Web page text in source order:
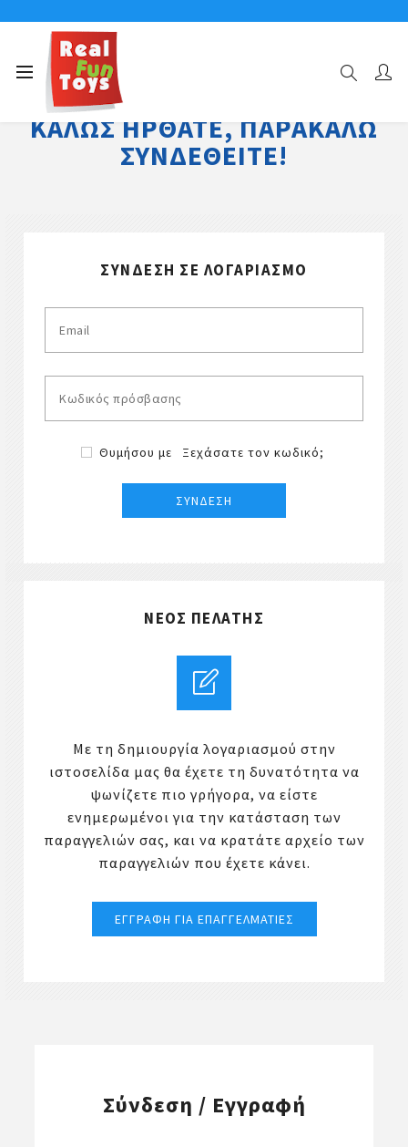
ΚΑΛΏΣ ΉΡΘΑΤΕ, ΠΑΡΑΚΑΛΏ
ΣΥΝΔΕΘΕΊΤΕ!
ΣΎΝΔΕΣΗ ΣΕ ΛΟΓΑΡΙΑΣΜΌ
Θυμήσου με Ξεχάσατε τον κωδικό;
ΝΈΟΣ ΠΕΛΆΤΗΣ
Με τη δημιουργία λογαριασμού στην
ιστοσελίδα μας θα έχετε τη δυνατότητα να
ψωνίζετε πιο γρήγορα, να είστε
ενημερωμένοι για την κατάσταση των
παραγγελιών σας, και να κρατάτε αρχείο των
παραγγελιών που έχετε κάνει.
Σύνδεση / Εγγραφή